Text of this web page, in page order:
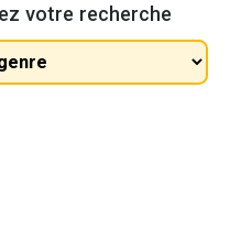
votre recherche